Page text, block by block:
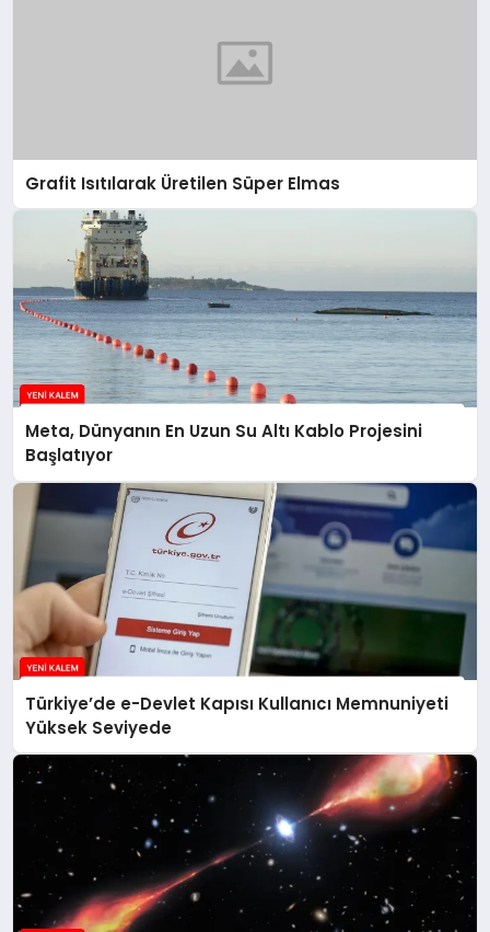
Grafit Isıtılarak Üretilen Süper Elmas
Meta, Dünyanın En Uzun Su Altı Kablo Projesini
Başlatıyor
Türkiye’de e-Devlet Kapısı Kullanıcı Memnuniyeti
Yüksek Seviyede